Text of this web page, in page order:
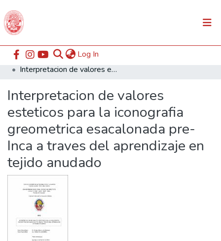
Log In
Communities & Collections
All of DSpace
Statistics
Home ESABAC
Facultad de Arte
Interpretacion de valores esteticos para la iconografia greometrica esacalonada pre- Inca a traves del aprendizaje en tejido anudado
Interpretacion de valores
esteticos para la iconografia
greometrica esacalonada pre-
Inca a traves del aprendizaje en
tejido anudado